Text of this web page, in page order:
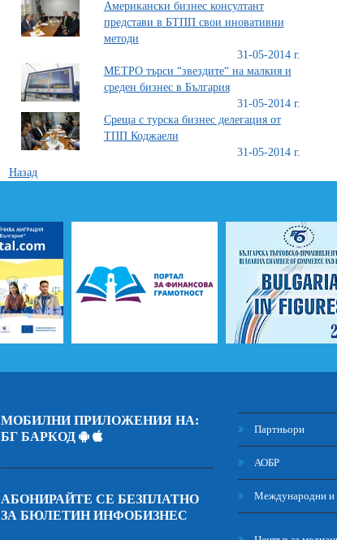
Американски бизнес консултант
представи в БТПП свои иновативни
методи
31-05-2014 г.
МЕТРО търси “звездите“ на малкия и
среден бизнес в България
31-05-2014 г.
Среща с турска бизнес делегация от
ТПП Коджаели
31-05-2014 г.
Назад
МОБИЛНИ ПРИЛОЖЕНИЯ НА:
БГ БАРКОД
АБОНИРАЙТЕ СЕ БЕЗПЛАТНО
ЗА БЮЛЕТИН ИНФОБИЗНЕС
Партньори
АОБР
Международни и